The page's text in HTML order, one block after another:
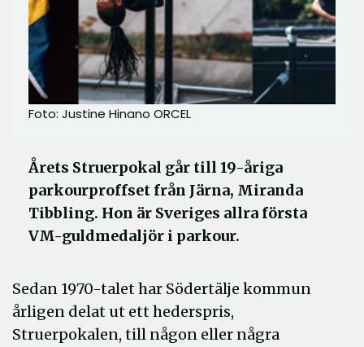
Foto: Justine Hinano ORCEL
Årets Struerpokal går till 19-åriga
parkourproffset från Järna, Miranda
Tibbling. Hon är Sveriges allra första
VM-guldmedaljör i parkour.
Sedan 1970-talet har Södertälje kommun
årligen delat ut ett hederspris,
Struerpokalen, till någon eller några